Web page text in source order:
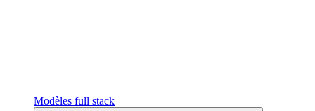
Modèles full stack